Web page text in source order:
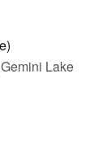
Lake